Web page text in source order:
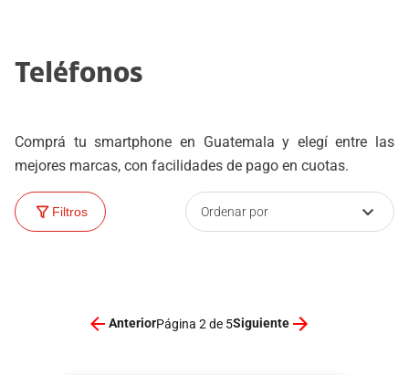
Teléfonos
Comprá tu smartphone en Guatemala y elegí entre las
mejores marcas, con facilidades de pago en cuotas.
Filtros Ordenar por
AnteriorPágina 2 de 5Siguiente